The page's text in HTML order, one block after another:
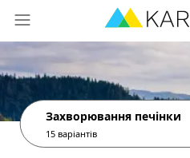
Захворювання печінки
15 варіантів